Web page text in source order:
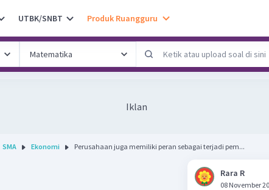
UTBK/SNBT Produk Ruangguru
Iklan
SMA Ekonomi Perusahaan juga memiliki peran sebagai terjadi pem...
Rara R
08 November